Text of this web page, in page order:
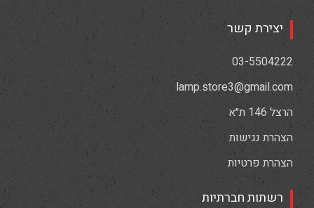
יצירת קשר
03-5504222
lamp.store3@gmail.com
הרצל 146 ת״א
הצהרת נגישות
הצהרת פרטיות
רשתות חברתיות